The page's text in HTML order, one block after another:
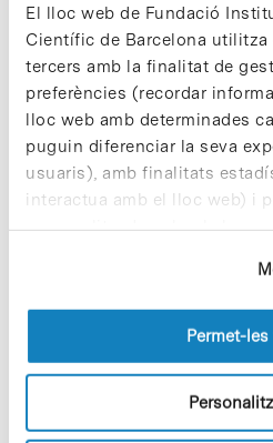
El lloc web de Fundació
Científic de Barcelona
tercers amb la finalitat de
preferències (recordar
lloc web amb determinades
puguin diferenciar la seva
usuaris), amb finalitats
interactua amb el lloc web) i
personalitzada sobre la base
pàgines visitades). Per a
les cookies pot consultar la
Permet-
reserva prèvia al tel. 93
comunicacio@pcb.ub.es.
Fes Recerca! compta amb
Social Caixa Catalunya i
Ministeri d’Educació i
Espanyola per a la Ciència i
Catalunya Ràdio.
Share